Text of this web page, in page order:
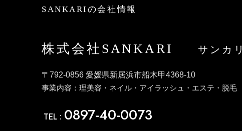
SANKARIの会社情報
株式会社SANKARI サンカリ
〒792-0856 愛媛県新居浜市船木甲4368-10
事業内容：理美容・ネイル・アイラッシュ・エステ・脱毛
TEL : 0897-40-0073